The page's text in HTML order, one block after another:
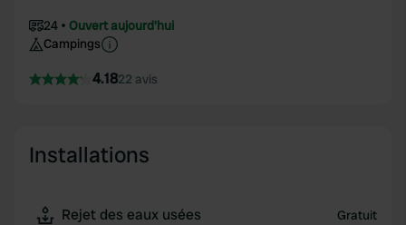
24
Ouvert aujourd'hui
Campings
4.1822 avis
Installations
Rejet des eaux usées Gratuit